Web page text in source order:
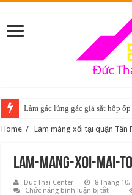
Làm gác lửng gác giả sắt hộp
Home / Làm máng xối tại quận Tân
lam-mang-xoi-mai-
Duc Thai Center
8 Tháng 10,
Chức năng bình luận bị tắtở